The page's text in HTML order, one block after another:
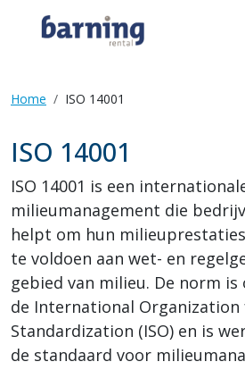
Home ISO 14001
ISO 14001
ISO 14001 is een
milieumanagement die
helpt om hun
te voldoen aan wet- en
gebied van milieu. De norm
de International
Standardization (ISO) en is
de standaard voor